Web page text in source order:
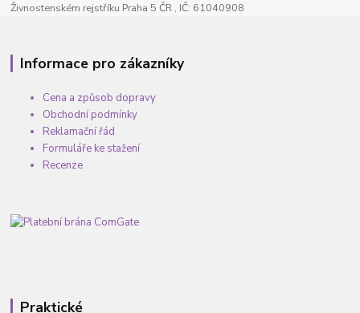
Živnostenském rejstříku Praha 5 ČR , IČ: 61040908
Informace pro zákazníky
Cena a způsob dopravy
Obchodní podmínky
Reklamační řád
Formuláře ke stažení
Recenze
Praktické